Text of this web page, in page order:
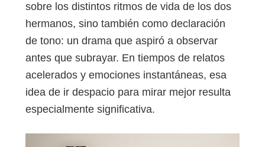
sobre los distintos ritmos de vida de los dos
hermanos, sino también como declaración
de tono: un drama que aspiró a observar
antes que subrayar. En tiempos de relatos
acelerados y emociones instantáneas, esa
idea de ir despacio para mirar mejor resulta
especialmente significativa.